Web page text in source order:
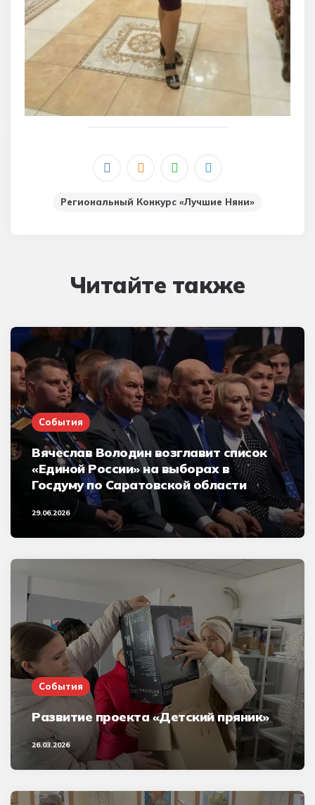
Региональный Конкурс «Лучшие Няни»
Читайте также
События
Вячеслав Володин возглавит список
«Единой России» на выборах в
Госдуму по Саратовской области
29.06.2026
События
Развитие проекта «Детский пряник»
26.03.2026